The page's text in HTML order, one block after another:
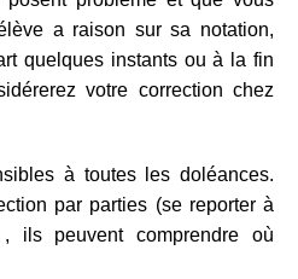
a raison sur sa notation,
quelques instants ou à la fin
votre correction chez
à toutes les doléances.
par parties (se reporter à
ils peuvent comprendre où